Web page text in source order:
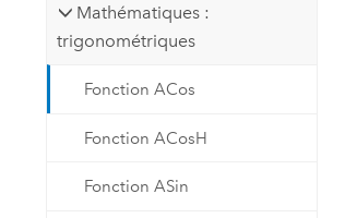
Mathématiques :
trigonométriques
Fonction ACos
Fonction ACosH
Fonction ASin